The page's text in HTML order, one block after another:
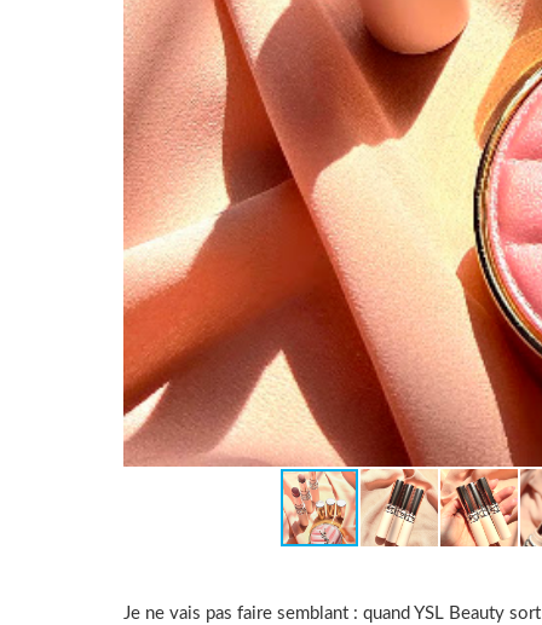
Je ne vais pas faire semblant : quand YSL Beauty